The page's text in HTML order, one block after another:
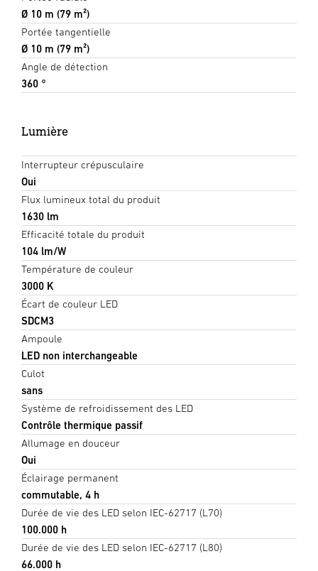
Ø 10 m (79 m²)
Portée tangentielle
Ø 10 m (79 m²)
Angle de détection
360 °
Lumière
Interrupteur crépusculaire
Oui
Flux lumineux total du produit
1630 lm
Efficacité totale du produit
104 lm/W
Température de couleur
3000 K
Écart de couleur LED
SDCM3
Ampoule
LED non interchangeable
Culot
sans
Système de refroidissement des LED
Contrôle thermique passif
Allumage en douceur
Oui
Éclairage permanent
commutable, 4 h
Durée de vie des LED selon IEC-62717 (L70)
100.000 h
Durée de vie des LED selon IEC-62717 (L80)
66.000 h